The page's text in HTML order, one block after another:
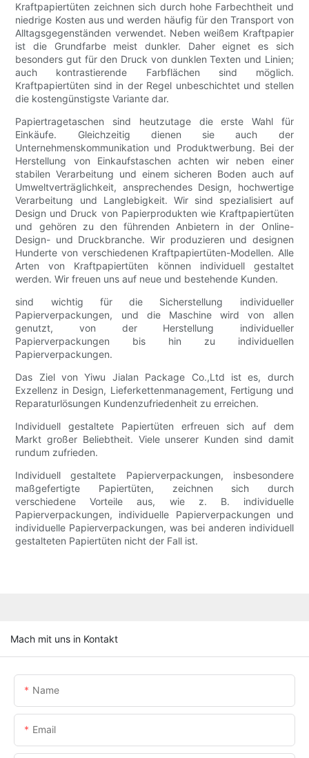
Kraftpapiertüten zeichnen sich durch hohe Farbechtheit und
niedrige Kosten aus und werden häufig für den Transport von
Alltagsgegenständen verwendet. Neben weißem Kraftpapier
ist die Grundfarbe meist dunkler. Daher eignet es sich
besonders gut für den Druck von dunklen Texten und Linien;
auch kontrastierende Farbflächen sind möglich.
Kraftpapiertüten sind in der Regel unbeschichtet und stellen
die kostengünstigste Variante dar.
Papiertragetaschen sind heutzutage die erste Wahl für
Einkäufe. Gleichzeitig dienen sie auch der
Unternehmenskommunikation und Produktwerbung. Bei der
Herstellung von Einkaufstaschen achten wir neben einer
stabilen Verarbeitung und einem sicheren Boden auch auf
Umweltverträglichkeit, ansprechendes Design, hochwertige
Verarbeitung und Langlebigkeit. Wir sind spezialisiert auf
Design und Druck von Papierprodukten wie Kraftpapiertüten
und gehören zu den führenden Anbietern in der Online-
Design- und Druckbranche. Wir produzieren und designen
Hunderte von verschiedenen Kraftpapiertüten-Modellen. Alle
Arten von Kraftpapiertüten können individuell gestaltet
werden. Wir freuen uns auf neue und bestehende Kunden.
sind wichtig für die Sicherstellung individueller
Papierverpackungen, und die Maschine wird von allen
genutzt, von der Herstellung individueller
Papierverpackungen bis hin zu individuellen
Papierverpackungen.
Das Ziel von Yiwu Jialan Package Co.,Ltd ist es, durch
Exzellenz in Design, Lieferkettenmanagement, Fertigung und
Reparaturlösungen Kundenzufriedenheit zu erreichen.
Individuell gestaltete Papiertüten erfreuen sich auf dem
Markt großer Beliebtheit. Viele unserer Kunden sind damit
rundum zufrieden.
Individuell gestaltete Papierverpackungen, insbesondere
maßgefertigte Papiertüten, zeichnen sich durch
verschiedene Vorteile aus, wie z. B. individuelle
Papierverpackungen, individuelle Papierverpackungen und
individuelle Papierverpackungen, was bei anderen individuell
gestalteten Papiertüten nicht der Fall ist.
Mach mit uns in Kontakt
Name
Email